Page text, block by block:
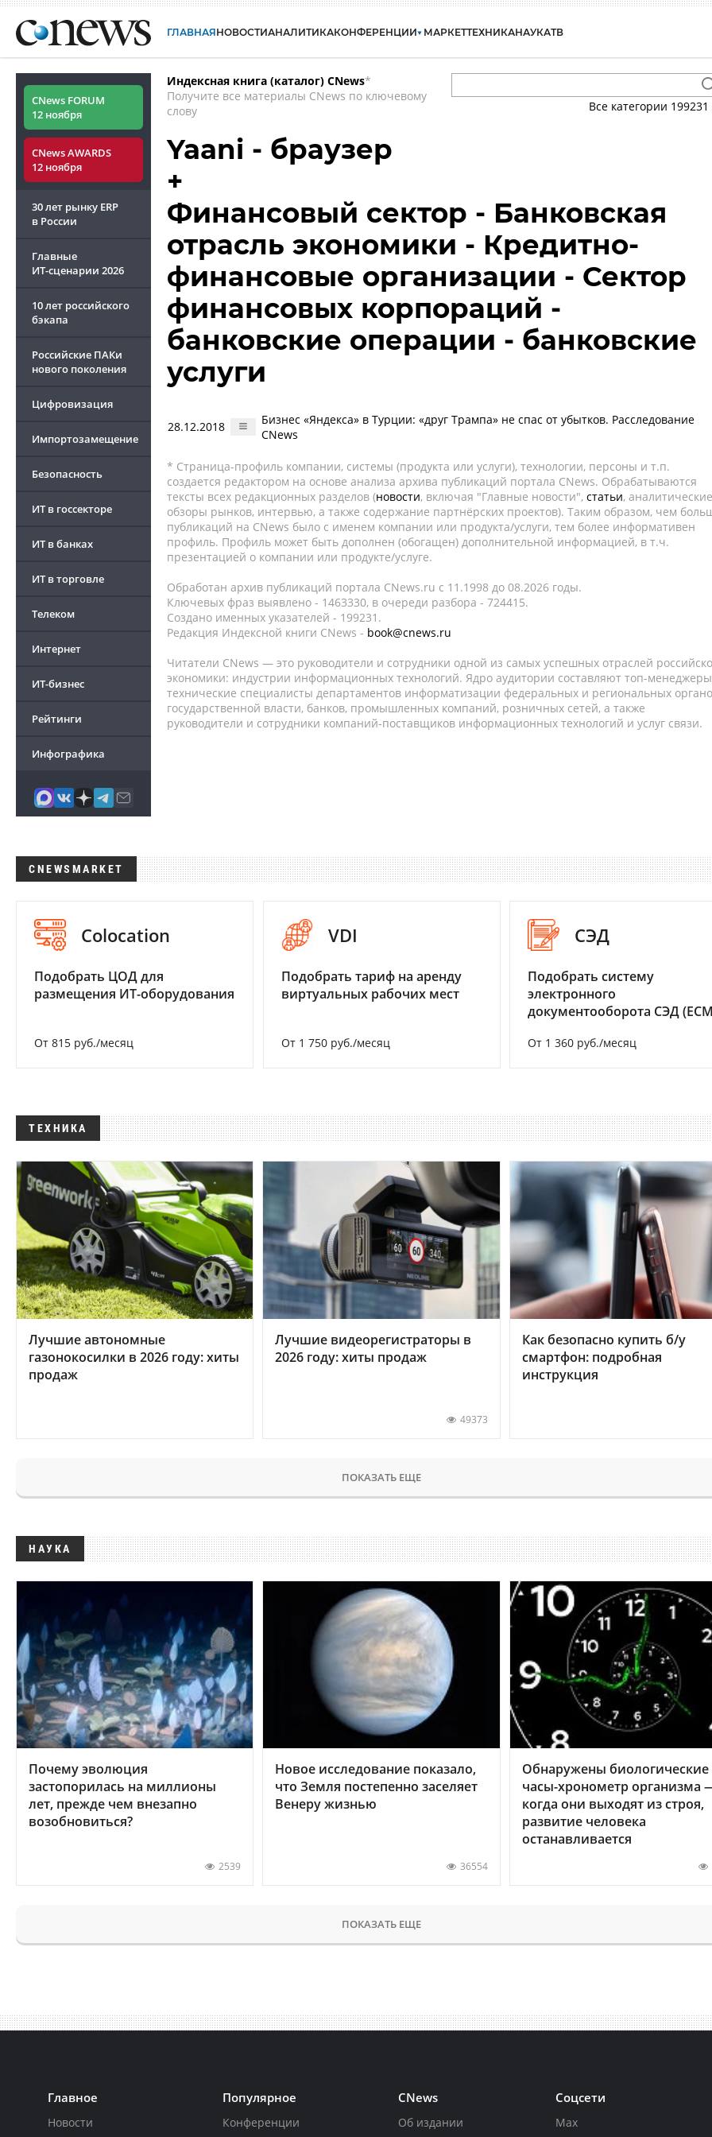
ГЛАВНАЯНОВОСТИАНАЛИТИКАКОНФЕРЕНЦИИ МАРКЕТТЕХНИКАНАУКАТВ
CNews FORUM
12 ноября
CNews AWARDS
12 ноября
30 лет рынку ERP
в России
Главные
ИТ-сценарии 2026
10 лет российского
бэкапа
Российские ПАКи
нового поколения
Цифровизация
Импортозамещение
Безопасность
ИТ в госсекторе
ИТ в банках
ИТ в торговле
Телеком
Интернет
ИТ-бизнес
Рейтинги
Инфографика
Индексная книга (каталог) CNews*
Получите все материалы CNews по ключевому
слову
Все категории 199231
Yaani - браузер
+
Финансовый сектор - Банковская
отрасль экономики - Кредитно-
финансовые организации - Сектор
финансовых корпораций -
банковские операции - банковские
услуги
28.12.2018
Бизнес «Яндекса» в Турции: «друг Трампа» не спас от убытков. Расследование
CNews
* Страница-профиль компании, системы (продукта или услуги), технологии, персоны и т.п.
создается редактором на основе анализа архива публикаций портала CNews. Обрабатываются
тексты всех редакционных разделов (новости, включая "Главные новости", статьи, аналитические
обзоры рынков, интервью, а также содержание партнёрских проектов). Таким образом, чем
публикаций на CNews было с именем компании или продукта/услуги, тем более информативен
профиль. Профиль может быть дополнен (обогащен) дополнительной информацией, в т.ч.
презентацией о компании или продукте/услуге.
Обработан архив публикаций портала CNews.ru c 11.1998 до 08.2026 годы.
Ключевых фраз выявлено - 1463330, в очереди разбора - 724415.
Создано именных указателей - 199231.
Редакция Индексной книги CNews - book@cnews.ru
Читатели CNews — это руководители и сотрудники одной из самых успешных отраслей
экономики: индустрии информационных технологий. Ядро аудитории составляют топ-
технические специалисты департаментов информатизации федеральных и региональных
государственной власти, банков, промышленных компаний, розничных сетей, а также
руководители и сотрудники компаний-поставщиков информационных технологий и услуг связи.
CNEWSMARKET
Colocation
Подобрать ЦОД для
размещения ИТ-оборудования
От 815 руб./месяц
VDI
Подобрать тариф на аренду
виртуальных рабочих мест
От 1 750 руб./месяц
СЭД
Подобрать систему
электронного
документооборота СЭД
От 1 360 руб./месяц
ТЕХНИКА
Лучшие автономные
газонокосилки в 2026 году: хиты
продаж
Лучшие видеорегистраторы в
2026 году: хиты продаж
49373
Как безопасно купить б/у
смартфон: подробная
инструкция
ПОКАЗАТЬ ЕЩЕ
НАУКА
Почему эволюция
застопорилась на миллионы
лет, прежде чем внезапно
возобновиться?
2539
Новое исследование показало,
что Земля постепенно заселяет
Венеру жизнью
36554
Обнаружены биологические
часы-хронометр организма
когда они выходят из строя,
развитие человека
останавливается
ПОКАЗАТЬ ЕЩЕ
Главное
Новости
Популярное
Конференции
CNews
Об издании
Соцсети
Max